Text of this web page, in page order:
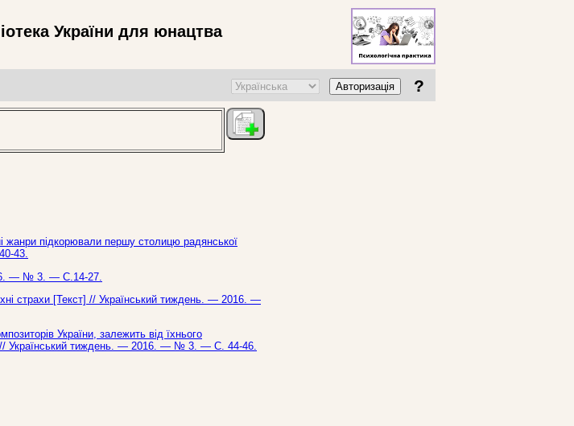
України для юнацтва
Авторизація ?
жанри підкорювали першу столицю радянської
43.
— № 3. — С.14-27.
їхні страхи [Текст] // Український тиждень. — 2016. —
України, залежить від їхнього
// Український тиждень. — 2016. — № 3. — С. 44-46.